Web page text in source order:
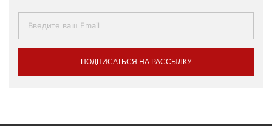
ПОДПИСАТЬСЯ НА РАССЫЛКУ